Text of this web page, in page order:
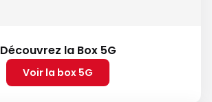
Découvrez la Box 5G
Voir la box 5G